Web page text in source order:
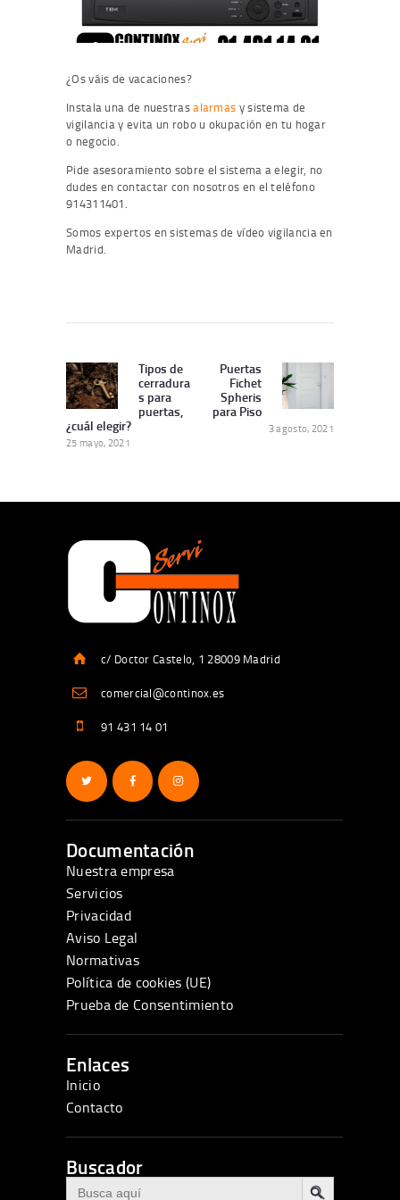
¿Os váis de vacaciones?
Instala una de nuestrasalarmas y sistema de
vigilancia y evita un robo u okupación en tu hogar
o negocio.
Pide asesoramiento sobre el sistema a elegir, no
dudes en contactar con nosotros en el teléfono
914311401.
Somos expertos en sistemas de vídeo vigilancia en
Madrid.
de
entradas
Publicación
Anterior:
Tipos de
cerradura
s para
puertas,
¿cuál elegir?
25 mayo, 2021
publicación:
Puertas
Fichet
Spheris
para Piso
3 agosto, 2021
c/ Doctor Castelo, 1 28009 Madrid
comercial@continox.es
91 431 14 01
Documentación
Nuestra empresa
Servicios
Privacidad
Aviso Legal
Normativas
Política de cookies (UE)
Prueba de Consentimiento
Enlaces
Inicio
Contacto
Buscador
Buscar: BOTÓN DE BÚSQUEDA